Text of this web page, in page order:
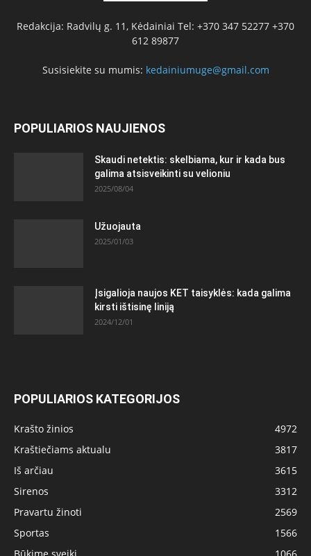
Redakcija: Radvilų g. 11, Kėdainiai Tel: +370 347 52277 +370
612 89877
Susisiekite su mumis: kedainiumuge@gmail.com
POPULIARIOS NAUJIENOS
Skaudi netektis: skelbiama, kur ir kada bus
galima atsisveikinti su velioniu
2025/08/04
Užuojauta
2025/01/03
Įsigalioja naujos KET taisyklės: kada galima
kirsti ištisinę liniją
2024/12/01
POPULIARIOS KATEGORIJOS
Krašto žinios
4972
Kraštiečiams aktualu
3817
Iš arčiau
3615
Sirenos
3312
Pravartu žinoti
2569
Sportas
1566